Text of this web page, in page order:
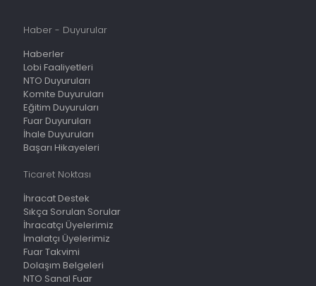
Haber - Duyurular
Haberler
Lobi Faaliyetleri
NTO Duyuruları
Komite Duyuruları
Eğitim Duyuruları
Fuar Duyuruları
İhale Duyuruları
Başarı Hikayeleri
Ticaret Noktası
İhracat Destek
Sıkça Sorulan Sorular
İhracatçı Üyelerimiz
İmalatçı Üyelerimiz
Fuar Takvimi
Dolaşım Belgeleri
NTO Sanal Fuar